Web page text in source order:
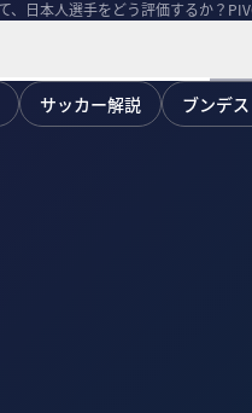
サッカー解説 ブンデ